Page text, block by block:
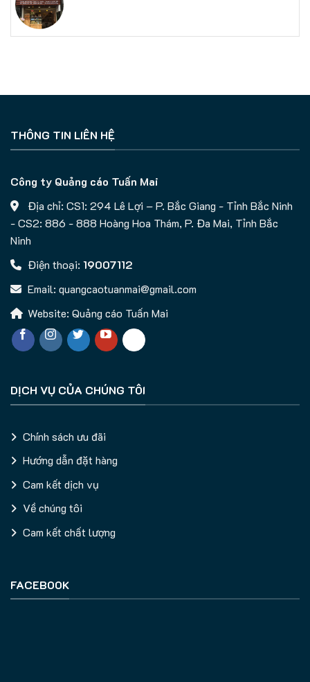
THÔNG TIN LIÊN HỆ
Công ty Quảng cáo Tuấn Mai
Địa chỉ: CS1: 294 Lê Lợi – P. Bắc Giang - Tỉnh Bắc Ninh
- CS2: 886 - 888 Hoàng Hoa Thám, P. Đa Mai, Tỉnh Bắc
Ninh
Điện thoại: 19007112
Email: quangcaotuanmai@gmail.com
Website: Quảng cáo Tuấn Mai
DỊCH VỤ CỦA CHÚNG TÔI
Chính sách ưu đãi
Hướng dẫn đặt hàng
Cam kết dịch vụ
Về chúng tôi
Cam kết chất lượng
FACEBOOK